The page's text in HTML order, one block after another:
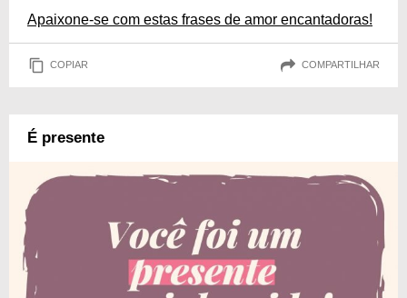
Apaixone-se com estas frases de amor encantadoras!
COPIAR COMPARTILHAR
É presente